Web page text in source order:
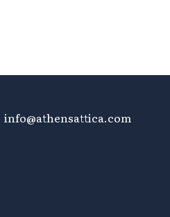
info@athensattica.com